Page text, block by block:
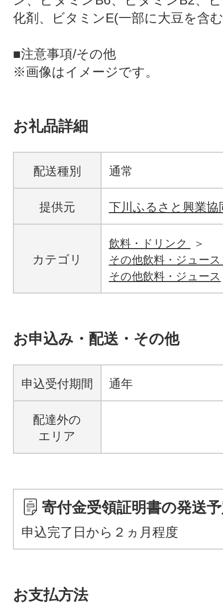
化剤、ビタミンE(一部に大豆を含
■注意事項/その他
※画像はイメージです。
お礼品詳細
配送種別 通常
提供元 下川ふるさと興業協
カテゴリ
飲料・ドリンク
その他飲料・ジュー
その他飲料・ジュース
お申込み・配送・その他
申込受付期間 通年
配達外の
エリア
寄付金受領証明書の発送
申込完了日から２ヵ月程度
お支払方法